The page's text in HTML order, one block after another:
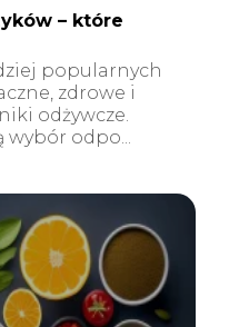
– które
popularnych
zdrowe i
odżywcze.
odpo...